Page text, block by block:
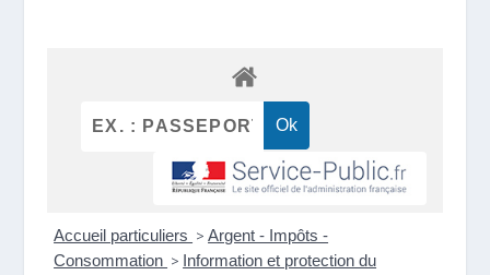
Accueil particuliers > Argent - Impôts -
Consommation > Information et protection du